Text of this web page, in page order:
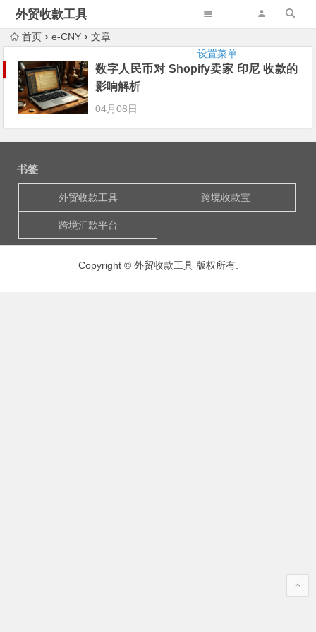
外贸收款工具
设置菜单
首页 e-CNY 文章
数字人民币对 Shopify卖家 印尼 收款的
影响解析
04月08日
书签
外贸收款工具 跨境收款宝
跨境汇款平台
Copyright © 外贸收款工具 版权所有.